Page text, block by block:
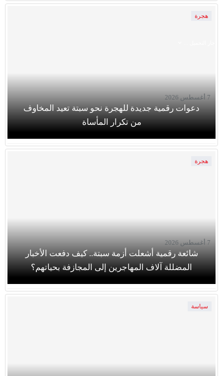
هجرة
دعوات رقمية جديدة للهجرة نحو سبتة تعيد المخاوف
من تكرار المأساة
7 أغسطس 2026
هجرة
شائعة رقمية أشعلت أزمة سبتة.. كيف دفعت الأخبار
المضللة آلاف المهاجرين إلى المجازفة بحياتهم؟
7 أغسطس 2026
سياسة